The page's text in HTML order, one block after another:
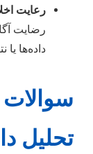
رعایت
رضایت
داده‌ها یا
تحلیل